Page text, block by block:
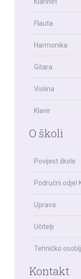
Klarinet
Flauta
Harmonika
Gitara
Violina
Klavir
O školi
Povijest škole
Područni odjel
Uprava
Učitelji
Tehničko
Kontakt